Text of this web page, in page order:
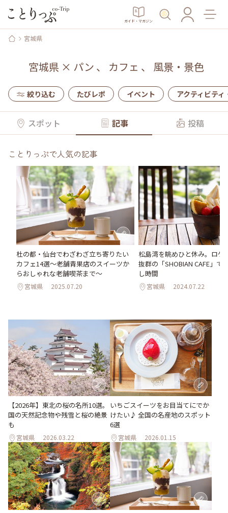
ガイド・マガジン
宮城県
宮城県× パン 、 カフェ 、 風景・景色
絞り込む たびレポ イベント アクティビティ
スポット 記事 投稿
ことりっぷで人気の記事
杜の都・仙台でわざわざ立ち寄りたい
カフェ14選～老舗青果店のスイーツか
らおしゃれな老舗喫茶まで～
宮城県 2025.07.20
松島湾を眺めひと休み。ロケ
抜群の「SHOBIAN CAFE」で
し時間
宮城県 2024.07.22
【2026年】東北の桜の名所10選。
国の天然記念物や残雪と桜の絶景
も
宮城県 2026.03.22
いちごスイーツをお目当てにでか
けたい♪ 全国の名産地のスポット
6選
宮城県 2026.01.15